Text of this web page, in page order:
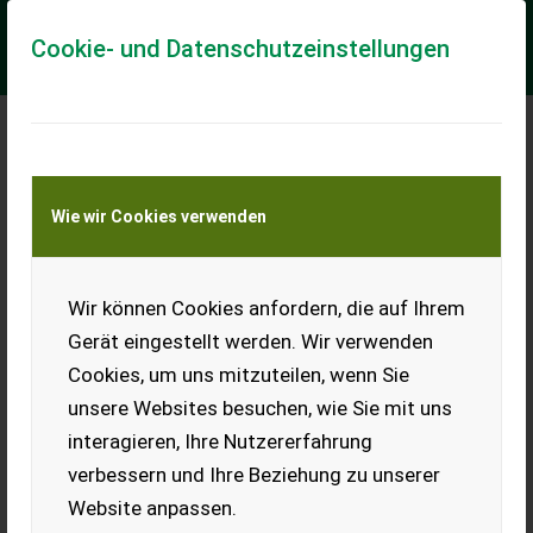
Cookie- und Datenschutzeinstellungen
Wie wir Cookies verwenden
Wir können Cookies anfordern, die auf Ihrem
Gerät eingestellt werden. Wir verwenden
Cookies, um uns mitzuteilen, wenn Sie
unsere Websites besuchen, wie Sie mit uns
interagieren, Ihre Nutzererfahrung
verbessern und Ihre Beziehung zu unserer
Website anpassen.
Meine Transportkostenanfrage
Transport von Land- und Baumaschinen –
KEINE Tiertransporte
Rundballenpresse
Metal-Fach Z562RN
mit Schneidwerk
Biete gepflegte Metal-Fach
Rundballenpresse mit
Schneidwerk. Sie läuft
sauber und macht schöne
Rundballen. Wird verkauft, da